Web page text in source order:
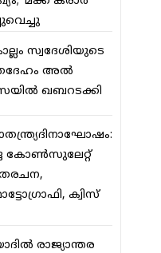
സ്വദേശിയുടെ
അല്‍
ഖബറടക്കി
കോണ്‍സുലേറ്റ്
ക്വിസ്
രാജ്യാന്തര